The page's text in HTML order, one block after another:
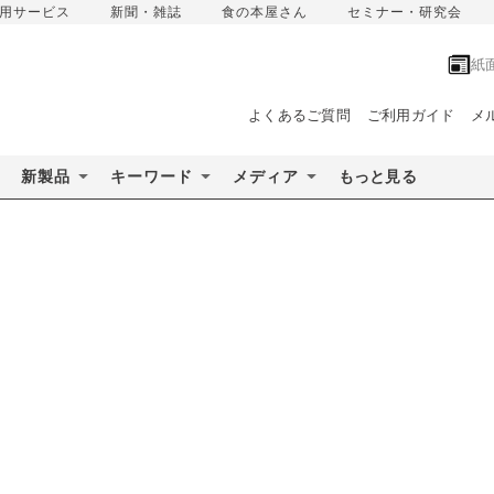
サービス 新聞・雑誌 食の本屋さん セミナー・研究会
紙
よくあるご質問 ご利用ガイド メ
新製品 キーワード メディア もっと見る